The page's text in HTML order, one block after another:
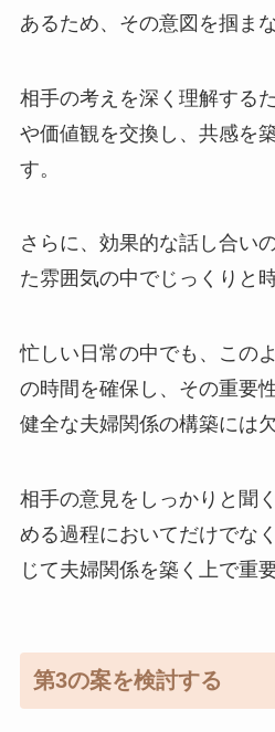
あるため、その意図を掴ま
相手の考えを深く理解する
や価値観を交換し、共感を
す。
さらに、効果的な話し合い
た雰囲気の中でじっくりと
忙しい日常の中でも、この
の時間を確保し、その重要
健全な夫婦関係の構築には
相手の意見をしっかりと聞
める過程においてだけでな
じて夫婦関係を築く上で重
第3の案を検討する